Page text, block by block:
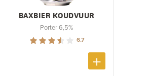
BAXBIER KOUDVUUR
Porter 6,5%
6.7